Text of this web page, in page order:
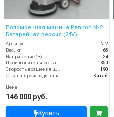
Поломоечная машина Pennon N-2
Батарейная версия (24V)
Артикул
N-2
Вес, кг
65
Напряжение (В)
24
1850
190
Страна-производитель
Китай
Цена
146 000 руб.
Купить